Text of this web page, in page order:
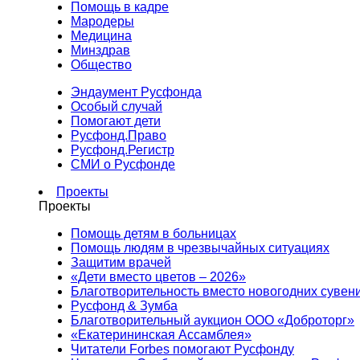
Помощь в кадре
Мародеры
Медицина
Минздрав
Общество
Эндаумент Русфонда
Особый случай
Помогают дети
Русфонд.Право
Русфонд.Регистр
СМИ о Русфонде
Проекты
Проекты
Помощь детям в больницах
Помощь людям в чрезвычайных ситуациях
Защитим врачей
«Дети вместо цветов – 2026»
Благотворительность вместо новогодних
Русфонд & Зумба
Благотворительный аукцион ООО «Доброторг»
«Екатерининская Ассамблея»
Читатели Forbes помогают Русфонду